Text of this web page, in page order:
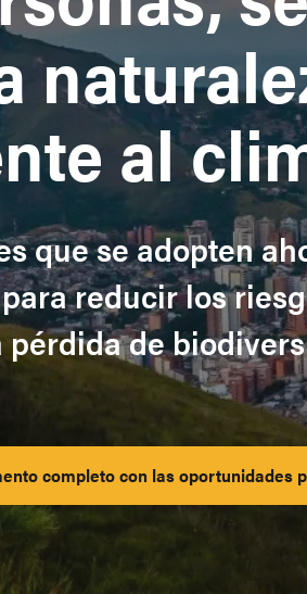
al
que se adopten
reducir los
de
completo con las oportunidades